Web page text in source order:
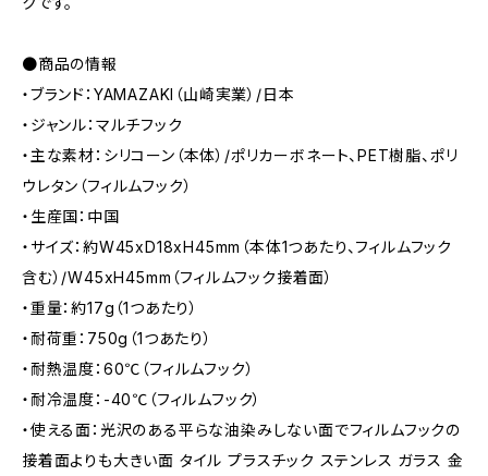
●商品の情報
・ブランド：YAMAZAKI（山崎実業）/日本
・ジャンル：マルチフック
・主な素材：シリコーン（本体）/ポリカーボネート、PET樹脂、ポリ
ウレタン（フィルムフック）
・生産国：中国
・サイズ：約W45xD18xH45mm（本体1つあたり、フィルムフック
含む）/W45xH45mm（フィルムフック接着面）
・重量：約17g（1つあたり）
・耐荷重：750g（1つあたり）
・耐熱温度：60℃（フィルムフック）
・耐冷温度：-40℃（フィルムフック）
・使える面：光沢のある平らな油染みしない面でフィルムフックの
接着面よりも大きい面 タイル プラスチック ステンレス ガラス 金